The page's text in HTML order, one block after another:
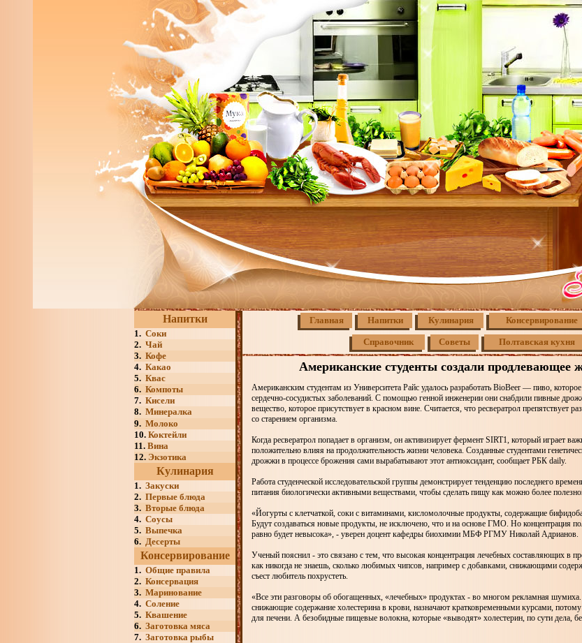
Напитки
1. Соки
2. Чай
3. Кофе
4. Какао
5. Квас
6. Компоты
7. Кисели
8. Минералка
9. Молоко
10. Коктейли
11. Вина
12. Экзотика
Кулинария
1. Закуски
2. Первые блюда
3. Вторые блюда
4. Соусы
5. Выпечка
6. Десерты
Консервирование
1. Общие правила
2. Консервация
3. Маринование
4. Соление
5. Квашение
6. Заготовка мяса
7. Заготовка рыбы
Главная Напитки Кулинария Консервирование
Справочник Советы Полтавская кухня
Американские студенты создали продлевающее
Американским студентам из Университета Райс удалось разработать BioBeer — пиво,
сердечно-сосудистых заболеваний. С помощью генной инженерии они снабдили пивные
вещество, которое присутствует в красном вине. Считается, что ресвератрол препятствует
со старением организма.
Когда ресвератрол попадает в организм, он активизирует фермент SIRT1, который играет
положительно влияя на продолжительность жизни человека. Созданные студентами
дрожжи в процессе брожения сами вырабатывают этот антиоксидант, сообщает РБК daily.
Работа студенческой исследовательской группы демонстрирует тенденцию последнего
питания биологически активными веществами, чтобы сделать пищу как можно более
«Йогурты с клетчаткой, соки с витаминами, кисломолочные продукты, содержащие
Будут создаваться новые продукты, не исключено, что и на основе ГМО. Но концентрация
равно будет невысока», - уверен доцент кафедры биохимии МБФ РГМУ Николай Адрианов.
Ученый пояснил - это связано с тем, что высокая концентрация лечебных составляющих в
как никогда не знаешь, сколько любимых чипсов, например с добавками, снижающими
съест любитель похрустеть.
«Все эти разговоры об обогащенных, «лечебных» продуктах - во многом рекламная
снижающие содержание холестерина в крови, назначают кратковременными курсами,
для печени. А безобидные пищевые волокна, которые «выводят» холестерин, по сути дела,